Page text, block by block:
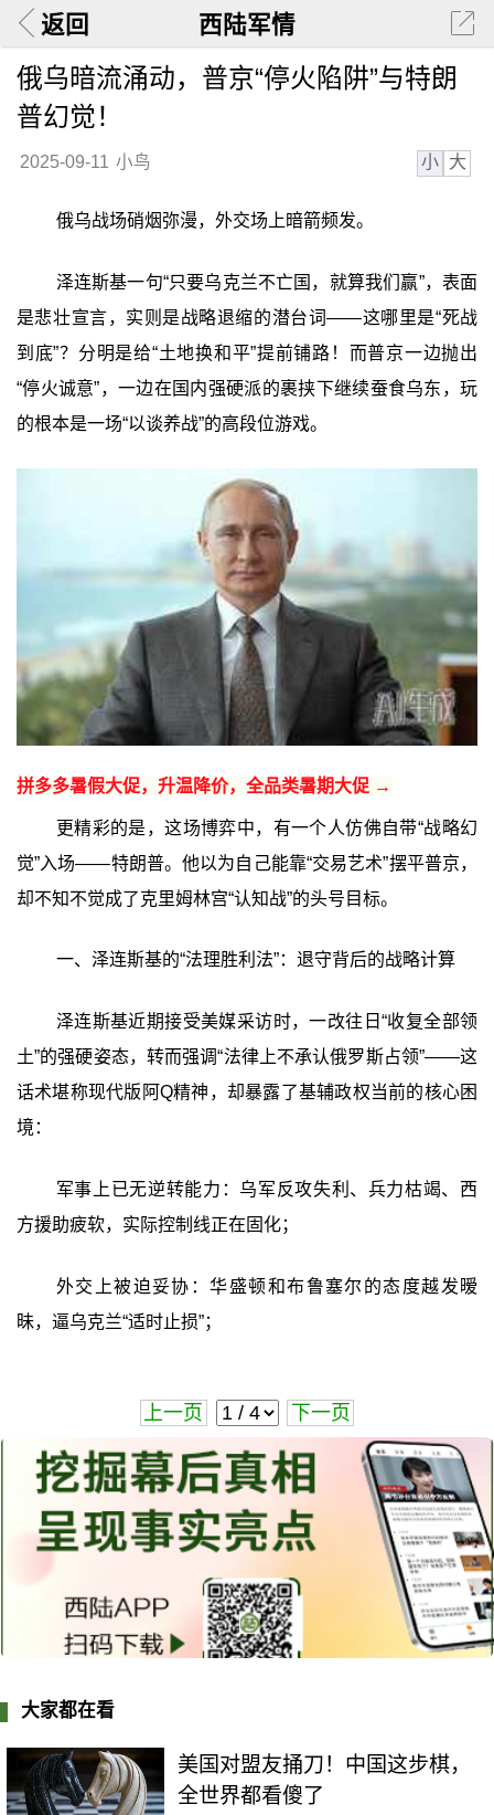
返回 西陆军情
俄乌暗流涌动，普京“停火陷阱”与特朗
普幻觉！
2025-09-11 小鸟 小 大
俄乌战场硝烟弥漫，外交场上暗箭频发。
泽连斯基一句“只要乌克兰不亡国，就算我们赢”，表面
是悲壮宣言，实则是战略退缩的潜台词——这哪里是“死战
到底”？分明是给“土地换和平”提前铺路！而普京一边抛出
“停火诚意”，一边在国内强硬派的裹挟下继续蚕食乌东，玩
的根本是一场“以谈养战”的高段位游戏。
拼多多暑假大促，升温降价，全品类暑期大促 →
更精彩的是，这场博弈中，有一个人仿佛自带“战略幻
觉”入场——特朗普。他以为自己能靠“交易艺术”摆平普京，
却不知不觉成了克里姆林宫“认知战”的头号目标。
一、泽连斯基的“法理胜利法”：退守背后的战略计算
泽连斯基近期接受美媒采访时，一改往日“收复全部领
土”的强硬姿态，转而强调“法律上不承认俄罗斯占领”——这
话术堪称现代版阿Q精神，却暴露了基辅政权当前的核心困
境：
军事上已无逆转能力：乌军反攻失利、兵力枯竭、西
方援助疲软，实际控制线正在固化；
外交上被迫妥协：华盛顿和布鲁塞尔的态度越发暧
昧，逼乌克兰“适时止损”；
上一页 下一页
大家都在看
美国对盟友捅刀！中国这步棋，
全世界都看傻了